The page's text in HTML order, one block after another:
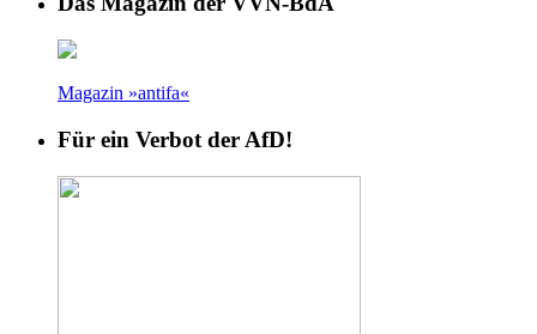
Magazin »antifa«
Für ein Verbot der AfD!